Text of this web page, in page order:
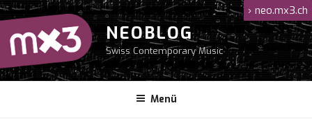
Zum
Inhalt
springen
NEOBLOG
Swiss Contemporary Music
Menü
› neo.mx3.ch